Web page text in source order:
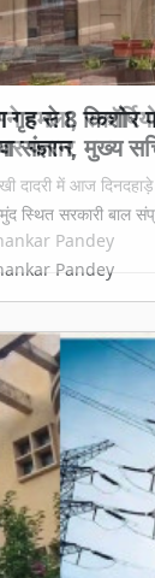
हमला,
फरार
दादरी में आज
Pandey